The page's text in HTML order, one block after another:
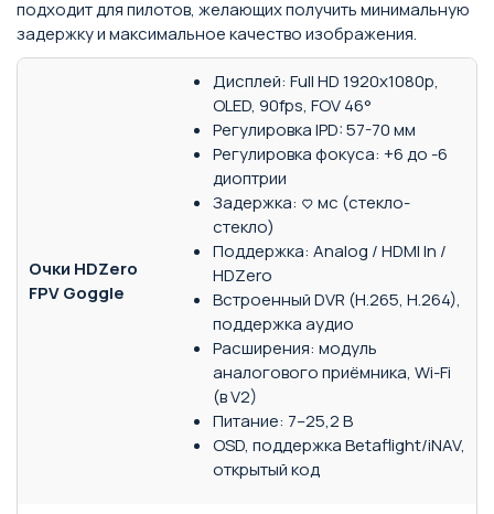
подходит для пилотов, желающих получить минимальную
задержку и максимальное качество изображения.
Очки HDZero
FPV Goggle
Дисплей: Full HD 1920x1080p,
OLED, 90fps, FOV 46°
Регулировка IPD: 57-70 мм
Регулировка фокуса: +6 до -6
диоптрии
Задержка: <3 мс (стекло-
стекло)
Поддержка: Analog / HDMI In /
HDZero
Встроенный DVR (H.265, H.264),
поддержка аудио
Расширения: модуль
аналогового приёмника, Wi-Fi
(в V2)
Питание: 7–25,2 В
OSD, поддержка Betaflight/iNAV,
открытый код